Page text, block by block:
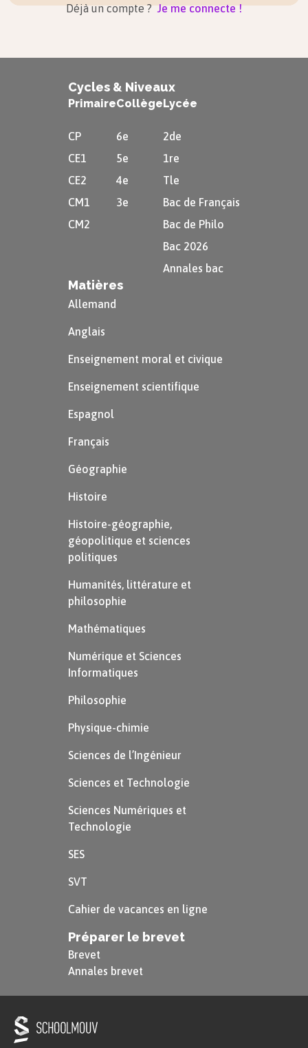
Déjà un compte ? Je me connecte !
Cycles & Niveaux
Primaire
CP
CE1
CE2
CM1
CM2
Collège
6e
5e
4e
3e
Lycée
2de
1re
Tle
Bac de Français
Bac de Philo
Bac 2026
Annales bac
Matières
Allemand
Anglais
Enseignement moral et civique
Enseignement scientifique
Espagnol
Français
Géographie
Histoire
Histoire-géographie,
géopolitique et sciences
politiques
Humanités, littérature et
philosophie
Mathématiques
Numérique et Sciences
Informatiques
Philosophie
Physique-chimie
Sciences de l’Ingénieur
Sciences et Technologie
Sciences Numériques et
Technologie
SES
SVT
Cahier de vacances en ligne
Préparer le brevet
Brevet
Annales brevet